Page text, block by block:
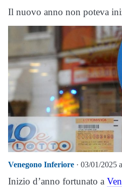
Il nuovo anno non poteva
Venegono Inferiore · 03/01/2025
Inizio d’anno fortunato a